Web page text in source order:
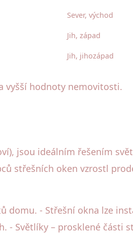
Sever, východ
Jih, západ
Jih, jihozápad
vyšší hodnoty nemovitosti.
jsou ideálním řešením
střešních oken vzrostl
domu. - Střešní okna lze
- Světlíky – prosklené části